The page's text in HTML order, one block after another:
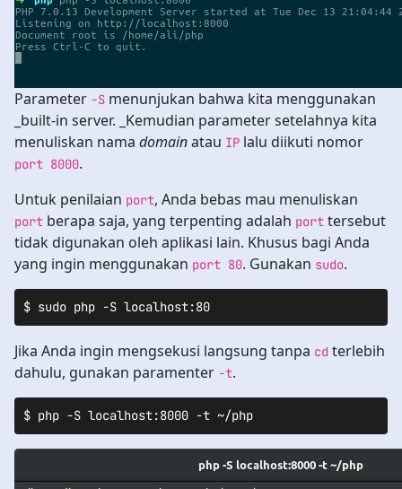
Parameter -S menunjukan bahwa kita menggunakan
_built-in server. _Kemudian parameter setelahnya kita
menuliskan nama domainatau IP lalu diikuti nomor
port 8000.
Untuk penilaian port, Anda bebas mau menuliskan
port berapa saja, yang terpenting adalah port tersebut
tidak digunakan oleh aplikasi lain. Khusus bagi Anda
yang ingin menggunakan port 80. Gunakan sudo.
$ sudo php -S localhost:80
Jika Anda ingin mengsekusi langsung tanpa cd terlebih
dahulu, gunakan paramenter -t.
$ php -S localhost:8000 -t ~/php